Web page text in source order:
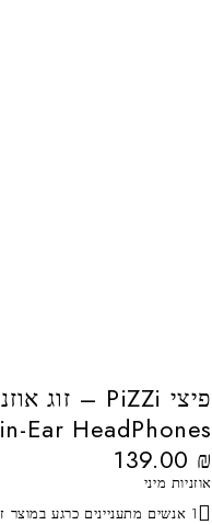
in-Ear HeadPhones איכותיות עם בית טעינה
139.00 ₪
אוזניות מיני
1 אנשים מתעניינים כרגע במוצר זה